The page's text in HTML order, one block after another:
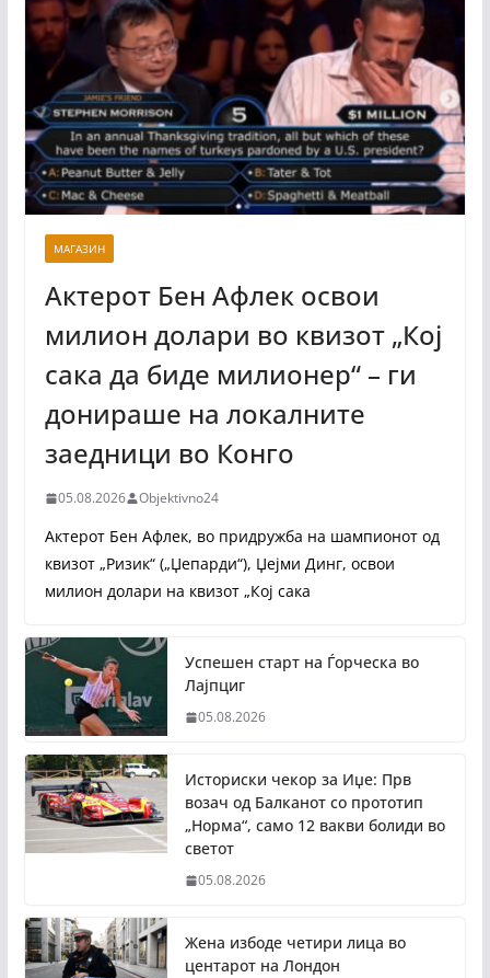
МАГАЗИН
Актерот Бен Афлек освои
милион долари во квизот „Кој
сака да биде милионер“ – ги
донираше на локалните
заедници во Конго
05.08.2026 Objektivno24
Актерот Бен Афлек, во придружба на шампионот од
квизот „Ризик“ („Џепарди“), Џејми Динг, освои
милион долари на квизот „Кој сака
Успешен старт на Ѓорческа во
Лајпциг
05.08.2026
Историски чекор за Иџе: Прв
возач од Балканот со прототип
„Норма“, само 12 вакви болиди во
светот
05.08.2026
Жена избоде четири лица во
центарот на Лондон